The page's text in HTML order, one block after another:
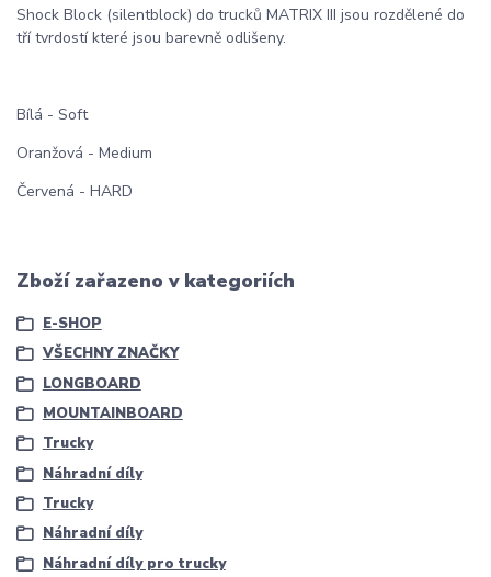
Shock Block (silentblock) do trucků MATRIX III jsou rozdělené do
tří tvrdostí které jsou barevně odlišeny.
Bílá - Soft
Oranžová - Medium
Červená - HARD
Zboží zařazeno v kategoriích
E-SHOP
VŠECHNY ZNAČKY
LONGBOARD
MOUNTAINBOARD
Trucky
Náhradní díly
Trucky
Náhradní díly
Náhradní díly pro trucky